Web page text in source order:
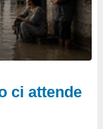
ci attende